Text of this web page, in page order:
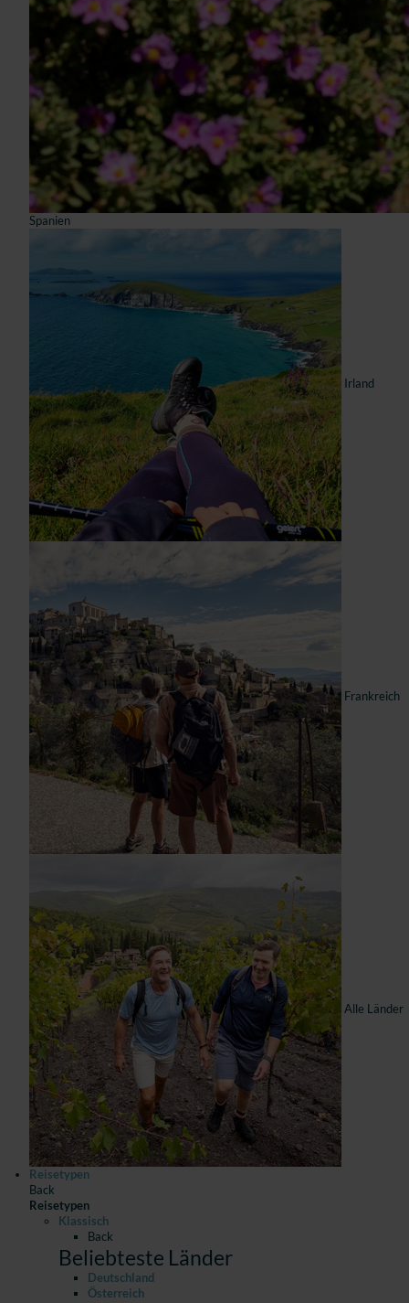
Spanien
Irland
Frankreich
Alle Länder
Reisetypen
Back
Reisetypen
Klassisch
Back
Beliebteste Länder
Deutschland
Österreich